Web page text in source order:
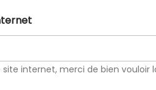
site internet, merci de bien vouloir